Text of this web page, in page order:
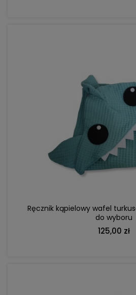
Ręcznik kąpielowy wafel
do wyboru
125,00 zł
DO KOSZYKA